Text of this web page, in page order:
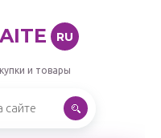
RU
и товары